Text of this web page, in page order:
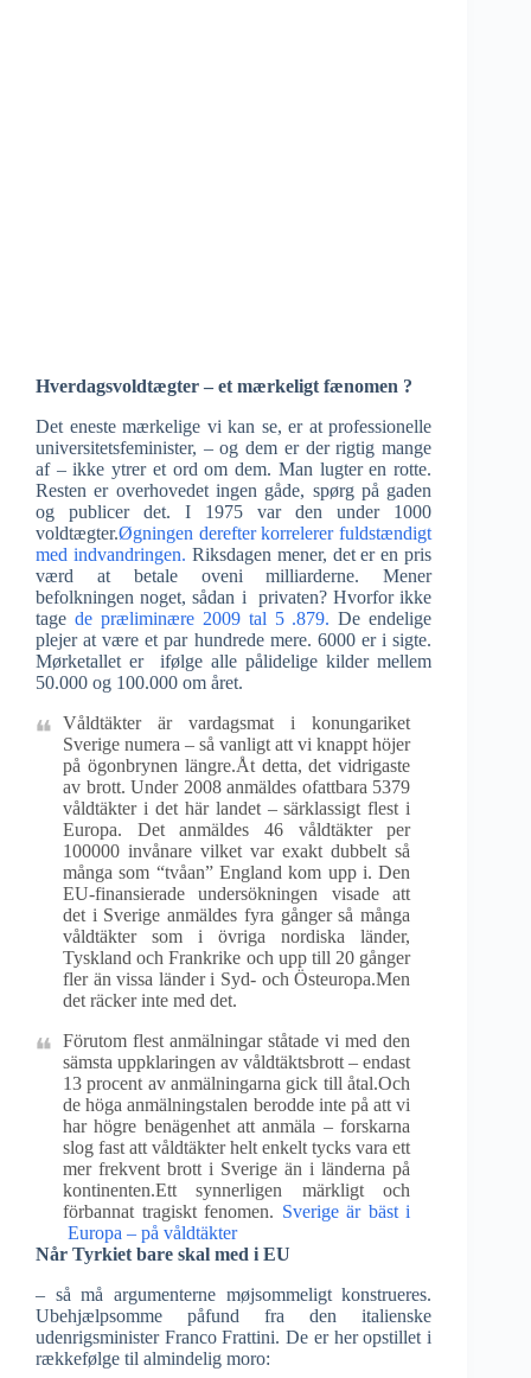
Hverdagsvoldtægter – et mærkeligt fænomen ?
Det eneste mærkelige vi kan se, er at professionelle
universitetsfeminister, – og dem er der rigtig mange
af – ikke ytrer et ord om dem. Man lugter en rotte.
Resten er overhovedet ingen gåde, spørg på gaden
og publicer det. I 1975 var den under 1000
voldtægter.Øgningen derefter korrelerer fuldstændigt
med indvandringen. Riksdagen mener, det er en pris
værd at betale oveni milliarderne. Mener
befolkningen noget, sådan i privaten? Hvorfor ikke
tage de præliminære 2009 tal 5 .879. De endelige
plejer at være et par hundrede mere. 6000 er i sigte.
Mørketallet er ifølge alle pålidelige kilder mellem
50.000 og 100.000 om året.
Våldtäkter är vardagsmat i konungariket
Sverige numera – så vanligt att vi knappt höjer
på ögonbrynen längre.Åt detta, det vidrigaste
av brott. Under 2008 anmäldes ofattbara 5379
våldtäkter i det här landet – särklassigt flest i
Europa. Det anmäldes 46 våldtäkter per
100000 invånare vilket var exakt dubbelt så
många som “tvåan” England kom upp i. Den
EU-finansierade undersökningen visade att
det i Sverige anmäldes fyra gånger så många
våldtäkter som i övriga nordiska länder,
Tyskland och Frankrike och upp till 20 gånger
fler än vissa länder i Syd- och Östeuropa.Men
det räcker inte med det.
Förutom flest anmälningar ståtade vi med den
sämsta uppklaringen av våldtäktsbrott – endast
13 procent av anmälningarna gick till åtal.Och
de höga anmälningstalen berodde inte på att vi
har högre benägenhet att anmäla – forskarna
slog fast att våldtäkter helt enkelt tycks vara ett
mer frekvent brott i Sverige än i länderna på
kontinenten.Ett synnerligen märkligt och
förbannat tragiskt fenomen. Sverige är bäst i
Europa – på våldtäkter
Når Tyrkiet bare skal med i EU
– så må argumenterne møjsommeligt konstrueres.
Ubehjælpsomme påfund fra den italienske
udenrigsminister Franco Frattini. De er her opstillet i
rækkefølge til almindelig moro: